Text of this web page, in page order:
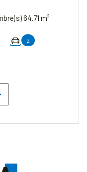
Appartement 4 pièce(s) 2 chambre(s) 64.71 m²
2